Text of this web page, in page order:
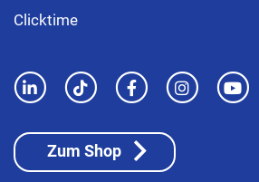
Clicktime
Zum Shop